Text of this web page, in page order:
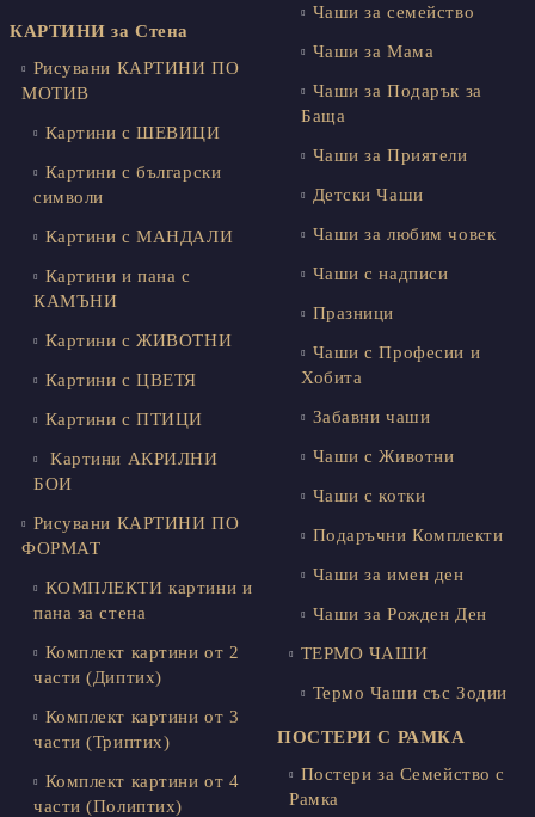
КАРТИНИ за Стена
Рисувани КАРТИНИ ПО
МОТИВ
Картини с ШЕВИЦИ
Картини с български
символи
Картини с МАНДАЛИ
Картини и пана с
КАМЪНИ
Картини с ЖИВОТНИ
Картини с ЦВЕТЯ
Картини с ПТИЦИ
Картини АКРИЛНИ
БОИ
Рисувани КАРТИНИ ПО
ФОРМАТ
КОМПЛЕКТИ картини и
пана за стена
Комплект картини от 2
части (Диптих)
Комплект картини от 3
части (Триптих)
Комплект картини от 4
части (Полиптих)
Чаши за семейство
Чаши за Мама
Чаши за Подарък за
Баща
Чаши за Приятели
Детски Чаши
Чаши за любим човек
Чаши с надписи
Празници
Чаши с Професии и
Хобита
Забавни чаши
Чаши с Животни
Чаши с котки
Подаръчни Комплекти
Чаши за имен ден
Чаши за Рожден Ден
ТЕРМО ЧАШИ
Термо Чаши със Зодии
ПОСТЕРИ С РАМКА
Постери за Семейство с
Рамка